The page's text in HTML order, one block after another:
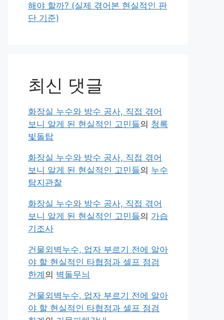
해야 할까? (실제 겪어본 현실적인 판
단 기준)
최신 댓글
화장실 누수와 방수 공사, 직접 겪어
보니 알게 된 현실적인 고민들의 청록
빛돌탑
화장실 누수와 방수 공사, 직접 겪어
보니 알게 된 현실적인 고민들의 누수
탐지관찰
화장실 누수와 방수 공사, 직접 겪어
보니 알게 된 현실적인 고민들의 가습
기조사
건물외벽누수, 업자 부르기 전에 알아
야 할 현실적인 타협점과 셀프 점검
한계 의 벽돌무늬
건물외벽누수, 업자 부르기 전에 알아
야 할 현실적인 타협점과 셀프 점검